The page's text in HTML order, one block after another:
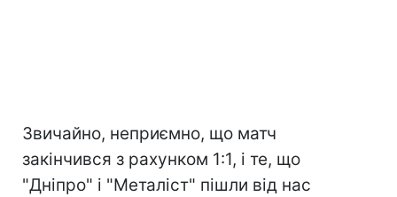
Звичайно, неприємно, що матч
закінчився з рахунком 1:1, і те, що
"Дніпро" і "Металіст" пішли від нас